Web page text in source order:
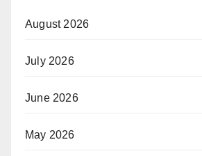
August 2026
July 2026
June 2026
May 2026